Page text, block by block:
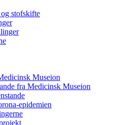
stofskifte
Museion
fra Medicinsk Museion
epidemien